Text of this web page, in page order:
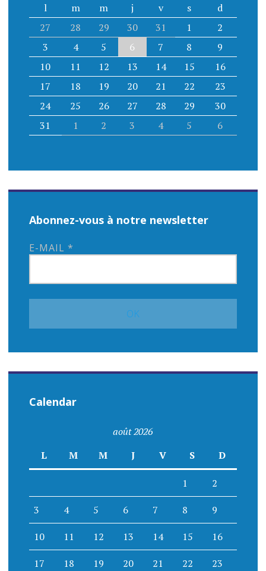
l m m j v s
d
27
28 29 30 31 1
2
3
4 5 6 7 8
9
10
11 12 13 14 15
16
17
18 19 20 21 22
23
24
25 26 27 28 29
30
31
1 2 3 4 5 6
Abonnez-vous à notre newsletter
E-MAIL *
Calendar
août 2026
L
M M J V S D
1 2
3 4 5 6 7 8 9
10 11 12 13 14 15 16
17 18 19 20 21 22 23